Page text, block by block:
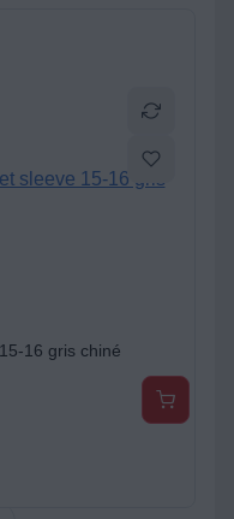
16 gris chiné